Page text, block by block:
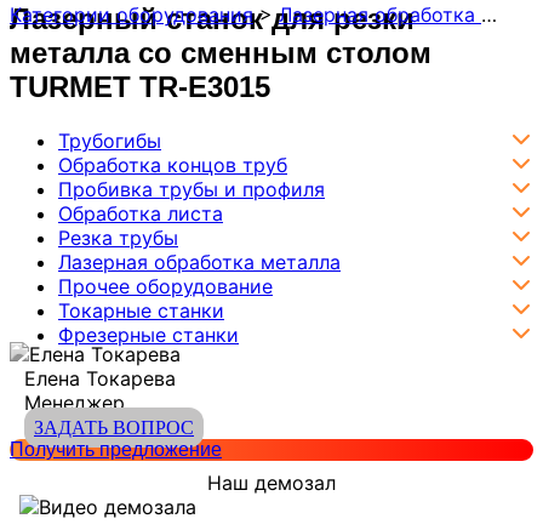
Категории оборудования>Лазерная обработка металла
Лазерный станок для резки
металла со сменным столом
TURMET TR-E3015
Трубогибы
Обработка концов труб
Пробивка трубы и профиля
Обработка листа
Резка трубы
Лазерная обработка металла
Прочее оборудование
Токарные станки
Фрезерные станки
Елена Токарева
Менеджер
ЗАДАТЬ ВОПРОС
Получить предложение
Наш демозал